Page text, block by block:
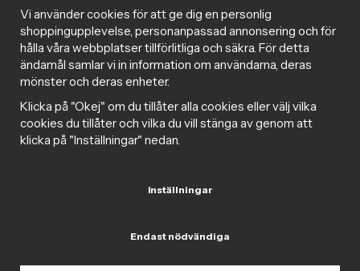
Magazine
Populära produkter med toppbetyg
Nyhetsbrev
Om cookies
Samarbeta med Intima
Cookie inställningar
Följ oss gärna på sociala medier
Vi använder cookies för att ge dig en personlig
shoppingupplevelse, personanpassad annonsering och för
hålla våra webbplatser tillförlitliga och säkra. För detta
ändamål samlar vi in information om användarna, deras
mönster och deras enheter.
Klicka på "Okej" om du tillåter alla cookies eller välj vilka
cookies du tillåter och vilka du vill stänga av genom att
klicka på "Inställningar" nedan.
Inställningar
Endast nödvändiga